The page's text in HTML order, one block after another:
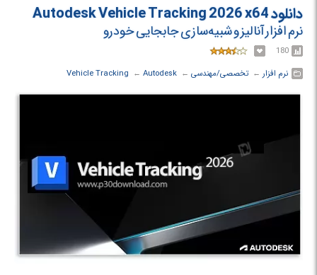
دانلود Autodesk Vehicle Tracking 2026 x64
نرم افزار آنالیز و شبیه‌سازی جابجایی خودرو
180
نرم افزار ← ‏تخصصی/مهندسی ← ‏
Autodesk
← ‏
Vehicle Tracking